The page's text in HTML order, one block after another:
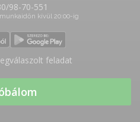
98-70-551
munkaidőn kívül 20:00-ig
feladat